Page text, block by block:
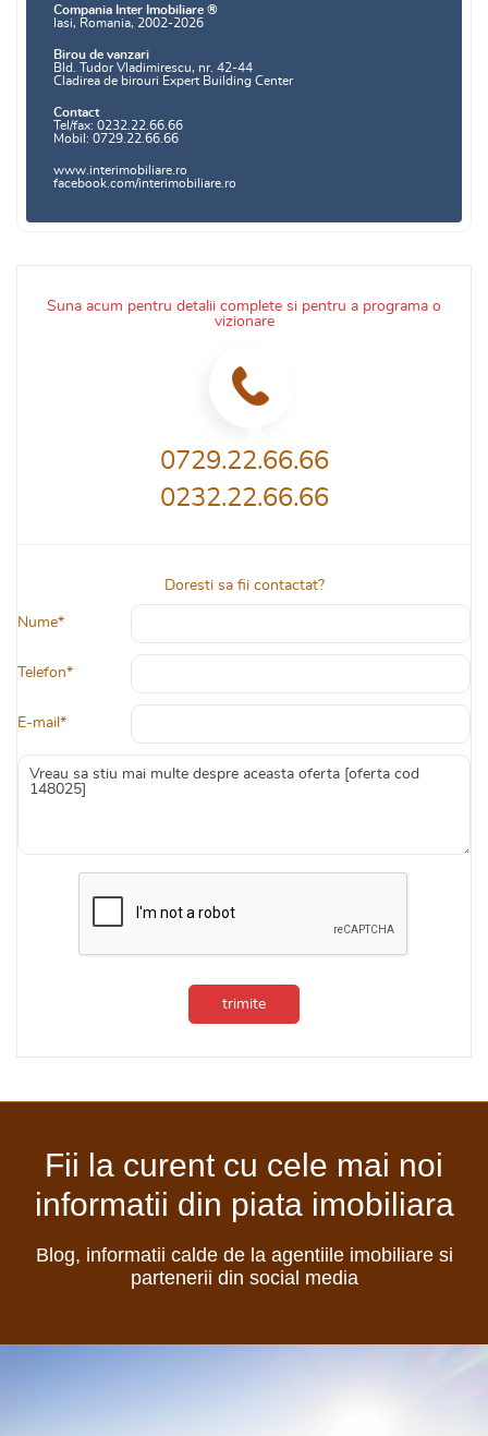
Suna acum pentru detalii complete si pentru a programa o
vizionare
0729.22.66.66
0232.22.66.66
Doresti sa fii contactat?
Nume*
Telefon*
E-mail*
trimite
Compania Inter Imobiliare ®
Iasi, Romania, 2002-2026
Birou de vanzari
Bld. Tudor Vladimirescu, nr. 42-44
Cladirea de birouri Expert Building Center
Contact
Tel/fax: 0232.22.66.66
Mobil: 0729.22.66.66
www.interimobiliare.ro
facebook.com/interimobiliare.ro
Fii la curent cu cele mai noi
informatii din piata imobiliara
Blog, informatii calde de la agentiile imobiliare si
partenerii din social media